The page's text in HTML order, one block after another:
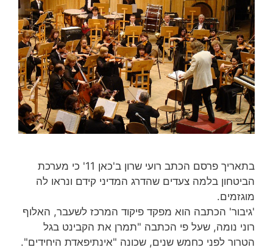
בתאריך פרסם הכתב רועי שרון ב'כאן 11' כי מערכת
הביטחון בלמה צעדים שהדרג המדיני קידם ונראו לה
מוגזמים.
'גיבור' הכתבה הוא מפקד פיקוד המרכז לשעבר, האלוף
רוני נומה, שעל פי הכתבה "תמרן את הקבינט בגל
הטרור לפני כחמש שנים, שכונה "אינתיפאדת היחידים".